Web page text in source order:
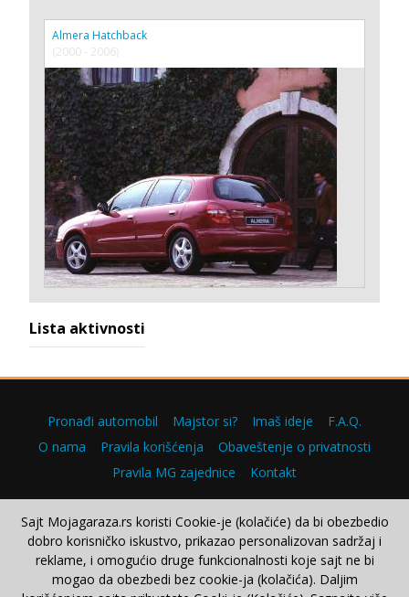
Almera Hatchback
(2000 - 2006)
Lista aktivnosti
Pronađi automobil Majstor si? Imaš ideje
F.A.Q.
O nama
Pravila korišćenja
Obaveštenje o privatnosti
Pravila MG zajednice
Kontakt
Copyright © 2000–2026.
Sajt Mojagaraza.rs koristi Cookie-je (kolačiće) da bi obezbedio
dobro korisničko iskustvo, prikazao personalizovan sadržaj i
reklame, i omogućio druge funkcionalnosti koje sajt ne bi
mogao da obezbedi bez cookie-ja (kolačića). Daljim